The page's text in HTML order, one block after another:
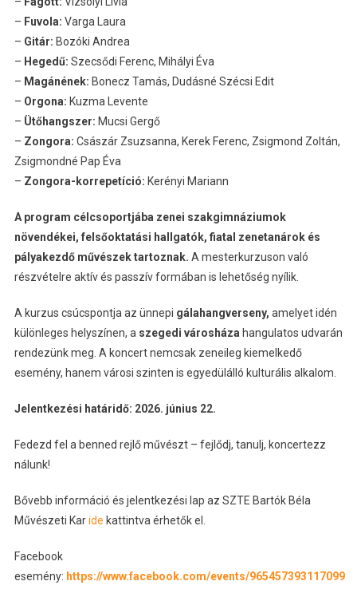
– Fuvola: Varga Laura
– Gitár: Bozóki Andrea
– Hegedű: Szecsődi Ferenc, Mihályi Éva
– Magánének: Bonecz Tamás, Dudásné Szécsi Edit
– Orgona: Kuzma Levente
– Ütőhangszer: Mucsi Gergő
– Zongora: Császár Zsuzsanna, Kerek Ferenc, Zsigmond Zoltán,
Zsigmondné Pap Éva
– Zongora-korrepetíció: Kerényi Mariann
A program célcsoportjába zenei szakgimnáziumok
növendékei, felsőoktatási hallgatók, fiatal zenetanárok és
pályakezdő művészek tartoznak. A mesterkurzuson való
részvételre aktív és passzív formában is lehetőség nyílik.
A kurzus csúcspontja az ünnepi gálahangverseny, amelyet idén
különleges helyszínen, a szegedi városháza hangulatos udvarán
rendezünk meg. A koncert nemcsak zeneileg kiemelkedő
esemény, hanem városi szinten is egyedülálló kulturális alkalom.
Jelentkezési határidő: 2026. június 22.
Fedezd fel a benned rejlő művészt – fejlődj, tanulj, koncertezz
nálunk!
Bővebb információ és jelentkezési lap az SZTE Bartók Béla
Művészeti Karide kattintva érhetők el.
Facebook
esemény: https://www.facebook.com/events/965457393117099